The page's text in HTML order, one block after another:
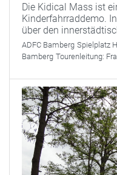
Die Kidical Mass ist
Kinderfahrraddemo.
über den
ADFC Bamberg Spielplatz
Bamberg Tourenleitung: